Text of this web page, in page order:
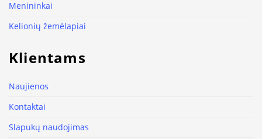
Menininkai
Kelionių žemėlapiai
Klientams
Naujienos
Kontaktai
Slapukų naudojimas